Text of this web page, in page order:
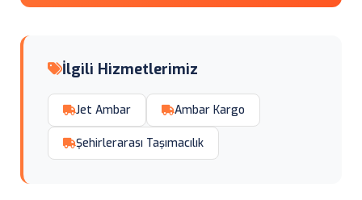
İlgili Hizmetlerimiz
Jet Ambar Ambar Kargo
Şehirlerarası Taşımacılık